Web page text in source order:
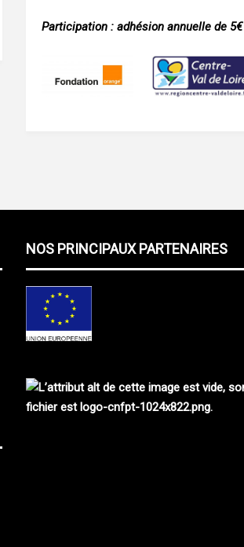
Participation : adhésion annuelle de 5€
NOS PRINCIPAUX PARTENAIRES